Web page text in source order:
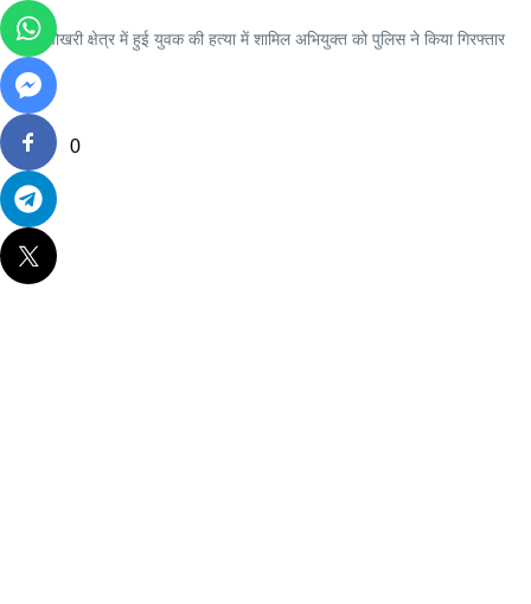
0
रानीपोखरी क्षेत्र में हुई युवक की हत्या में शामिल अभियुक्त को पुलिस ने किया गिरफ्तार